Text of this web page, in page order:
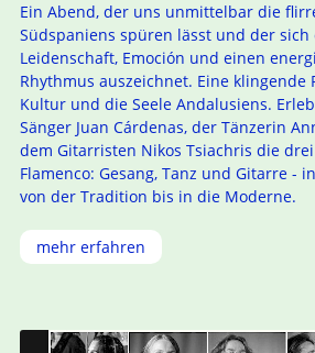
Ein Abend, der uns unmittelbar die
Südspaniens spüren lässt und der sich
Leidenschaft, Emoción und einen
Rhythmus auszeichnet. Eine klingende
Kultur und die Seele Andalusiens.
Sänger Juan Cárdenas, der Tänzerin
dem Gitarristen Nikos Tsiachris die
Flamenco: Gesang, Tanz und Gitarre -
von der Tradition bis in die Moderne.
mehr erfahren